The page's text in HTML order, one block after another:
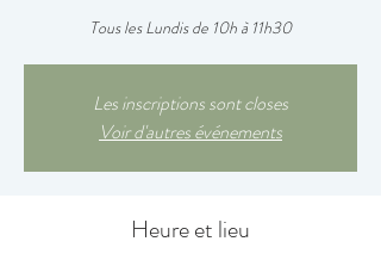
Tous les Lundis de 10h à 11h30
Les inscriptions sont closes
Voir d'autres événements
Heure et lieu